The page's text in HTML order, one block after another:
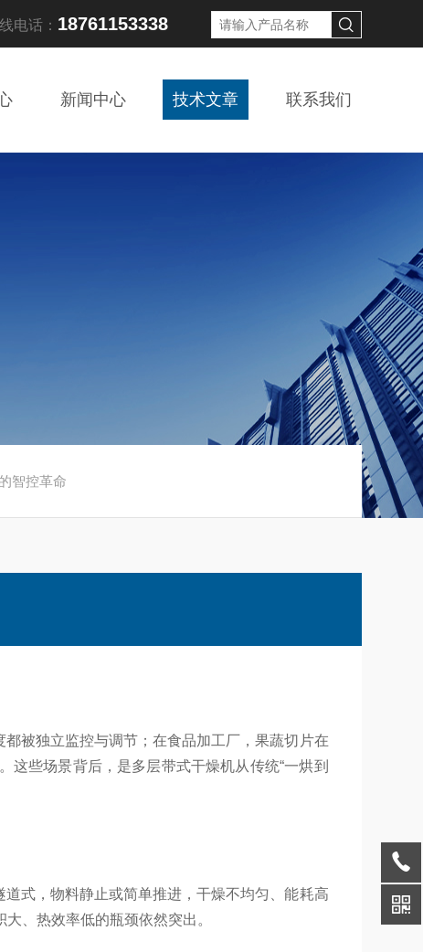
电话： 18761153338
新闻中心 技术文章 联系我们
智控革命
被独立监控与调节；在食品加工厂，果蔬切片在
些场景背后，是多层带式干燥机从传统“一烘到
式，物料静止或简单推进，干燥不均匀、能耗高
、热效率低的瓶颈依然突出。